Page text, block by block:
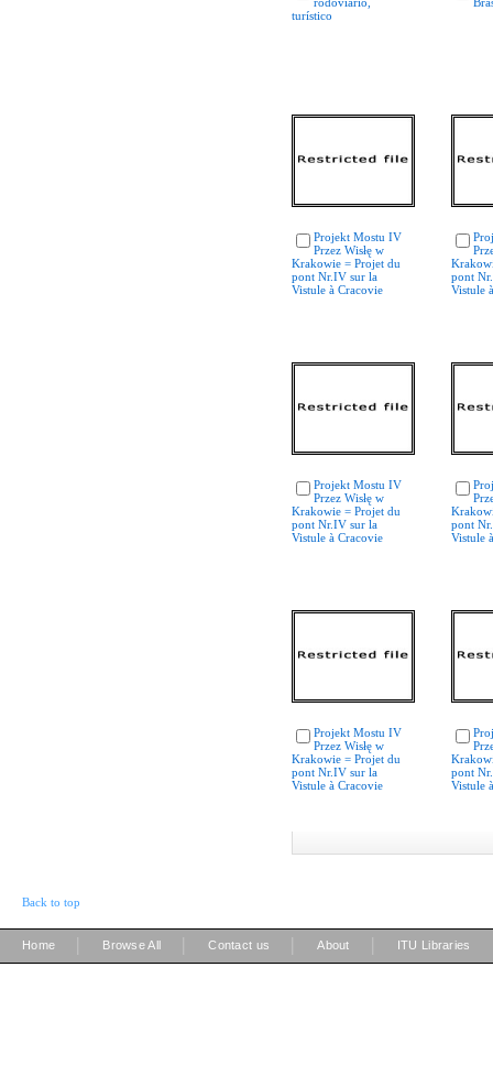
turístico
Projekt Mostu IV
Przez Wisłę w
Krakowie = Projet du
pont Nr.IV sur la
Vistule à Cracovie
pont
Vistule
Projekt Mostu IV
Przez Wisłę w
Krakowie = Projet du
pont Nr.IV sur la
Vistule à Cracovie
pont
Vistule
Projekt Mostu IV
Przez Wisłę w
Krakowie = Projet du
pont Nr.IV sur la
Vistule à Cracovie
pont
Vistule
Back to top
Home Browse All Contact us About ITU Libraries